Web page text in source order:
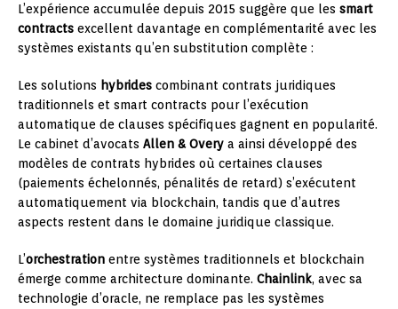
L’expérience accumulée depuis 2015 suggère que les smart
contracts excellent davantage en complémentarité avec les
systèmes existants qu’en substitution complète :
Les solutions hybrides combinant contrats juridiques
traditionnels et smart contracts pour l’exécution
automatique de clauses spécifiques gagnent en popularité.
Le cabinet d’avocats Allen & Overy a ainsi développé des
modèles de contrats hybrides où certaines clauses
(paiements échelonnés, pénalités de retard) s’exécutent
automatiquement via blockchain, tandis que d’autres
aspects restent dans le domaine juridique classique.
L’orchestration entre systèmes traditionnels et blockchain
émerge comme architecture dominante. Chainlink, avec sa
technologie d’oracle, ne remplace pas les systèmes